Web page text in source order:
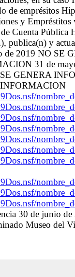
de emprésitos
y
Cuenta Pública
publica(n) y
de 2019 NO
31 de
GENERA
30 de junio
Museo del